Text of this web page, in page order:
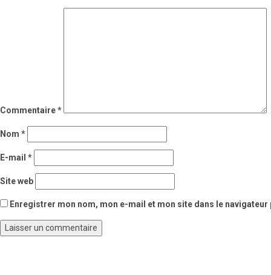
Commentaire*
Nom *
E-mail *
Site web
Enregistrer mon nom, mon e-mail et mon site dans le